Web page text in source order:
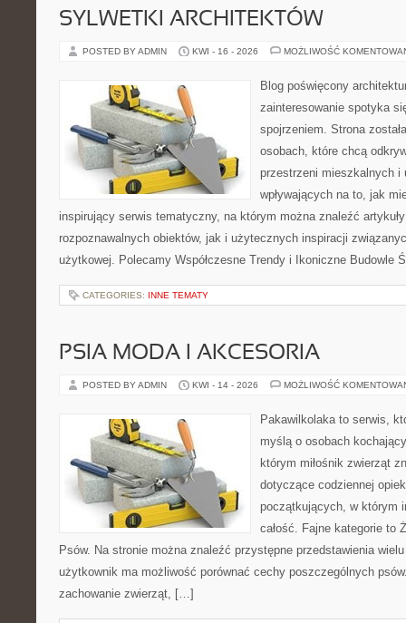
SYLWETKI ARCHITEKTÓW
POSTED BY ADMIN KWI - 16 - 2026 MOŻLIWOŚĆ
Blog poświęcony
zainteresowanie spotyka
spojrzeniem. Strona
osobach, które chcą
przestrzeni mieszkalnych i
wpływających na to, jak
inspirujący serwis tematyczny, na którym można znaleźć
rozpoznawalnych obiektów, jak i użytecznych inspiracji
użytkowej. Polecamy Współczesne Trendy i Ikoniczne Budowle
CATEGORIES: INNE TEMATY
PSIA MODA I AKCESORIA
POSTED BY ADMIN KWI - 14 - 2026 MOŻLIWOŚĆ
Pakawilkolaka to serwis,
myślą o osobach
którym miłośnik zwierząt
dotyczące codziennej
początkujących, w którym
całość. Fajne kategorie to
Psów. Na stronie można znaleźć przystępne przedstawienia
użytkownik ma możliwość porównać cechy poszczególnych
zachowanie zwierząt, […]